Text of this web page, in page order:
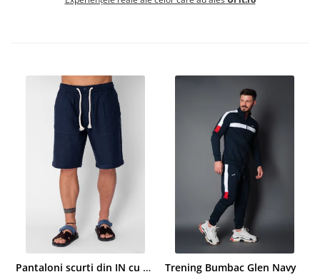
Pantaloni scurti din IN cu nasture si snur Navy Trening Bumbac Glen Navy